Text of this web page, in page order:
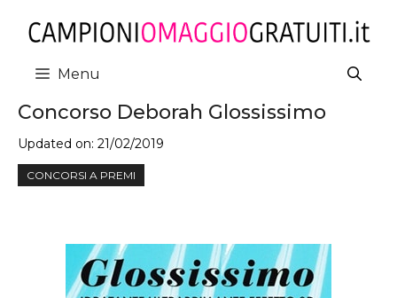
contenuto
Menu
Concorso Deborah Glossissimo
Updated on: 21/02/2019
CONCORSI A PREMI